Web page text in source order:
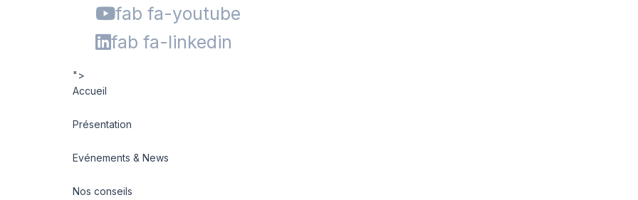
fab fa-youtube
fab fa-linkedin
">
Accueil
Présentation
Evénements & News
Nos conseils